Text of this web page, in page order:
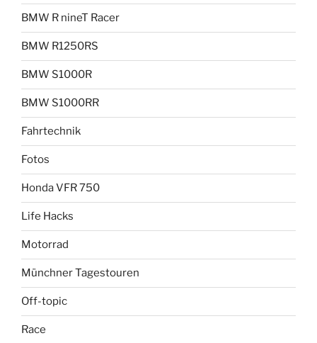
BMW R nineT Racer
BMW R1250RS
BMW S1000R
BMW S1000RR
Fahrtechnik
Fotos
Honda VFR 750
Life Hacks
Motorrad
Münchner Tagestouren
Off-topic
Race